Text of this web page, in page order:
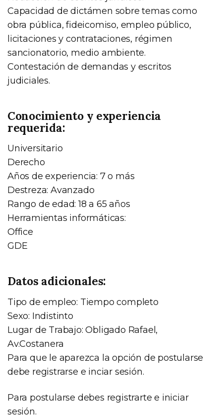
Capacidad de dictámen sobre temas como
obra pública, fideicomiso, empleo público,
licitaciones y contrataciones, régimen
sancionatorio, medio ambiente.
Contestación de demandas y escritos
judiciales.
Conocimiento y experiencia
requerida:
Universitario
Derecho
Años de experiencia: 7 o más
Destreza: Avanzado
Rango de edad: 18 a 65 años
Herramientas informáticas:
Office
GDE
Datos adicionales:
Tipo de empleo: Tiempo completo
Sexo: Indistinto
Lugar de Trabajo: Obligado Rafael,
Av.Costanera
Para que le aparezca la opción de postularse
debe registrarse e inciar sesión.
Para postularse debes registrarte e iniciar
sesión.